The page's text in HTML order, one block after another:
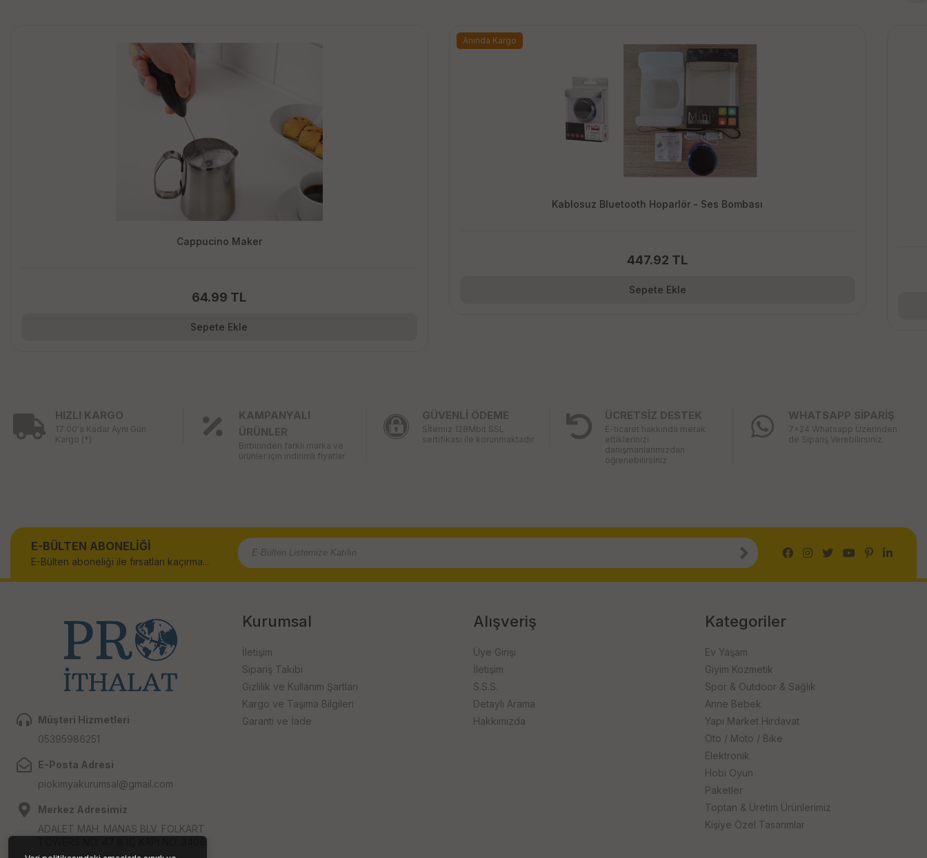
Cappucino Maker
64.99 TL
Sepete Ekle
Kablosuz Bluetooth Hoparlör - Ses Bombası
447.92 TL
Anında Kargo
Sepete Ekle
HIZLI KARGO
17:00'a Kadar Aynı Gün
Kargo (*)
KAMPANYALI
ÜRÜNLER
Birbirinden farklı marka ve
ürünler için indirimli fiyatlar
GÜVENLİ ÖDEME
Sİtemiz 128Mbit SSL
sertifikası ile korunmaktadır
ÜCRETSİZ DESTEK
E-ticaret hakkında merak
ettiklerinizi
danışmanlarımızdan
öğrenebilirsiniz
WHATSAPP SİPARİŞ
7x24 Whatsapp Üzerinden
de Sipariş Verebilirsiniz.
E-BÜLTEN ABONELİĞİ
E-Bülten aboneliği ile fırsatları kaçırma...
Müşteri Hizmetleri
05395986251
E-Posta Adresi
piokimyakurumsal@gmail.com
Merkez Adresimiz
ADALET MAH. MANAS BLV. FOLKART
Kurumsal
İletişim
Sipariş Takibi
Gizlilik ve Kullanım Şartları
Kargo ve Taşıma Bilgileri
Garanti ve İade
Alışveriş
Üye Girişi
İletişim
S.S.S.
Detaylı Arama
Hakkımızda
Kategoriler
Ev Yaşam
Giyim Kozmetik
Spor & Outdoor & Sağlık
Anne Bebek
Yapı Market Hırdavat
Oto / Moto / Bike
Elektronik
Hobi Oyun
Paketler
Toptan & Üretim Ürünlerimiz
Kişiye Özel Tasarımlar